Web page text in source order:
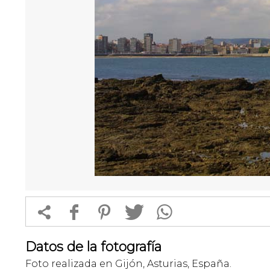
 f 1 T 
Datos de la fotografía
Foto realizada en Gijón, Asturias, España.